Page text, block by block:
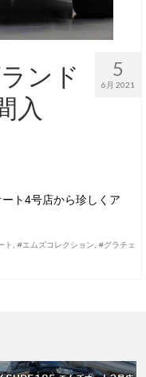
5
6月 2021
ンド
入
ト4号店から珍しくア
ト #エムズコレクション
#グラチェ